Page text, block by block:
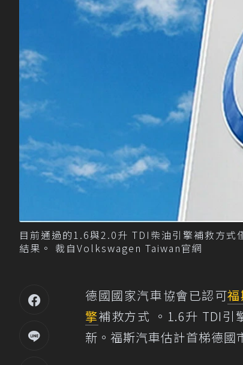
目前通過的1.6與2.0升 TDI柴油引擎補救方式
結果。 裁自Volkswagen Taiwan官網
德國國家汽車協會已認可
擎補救方式 。1.6升 TDI引
新。福斯汽車估計首梯德國